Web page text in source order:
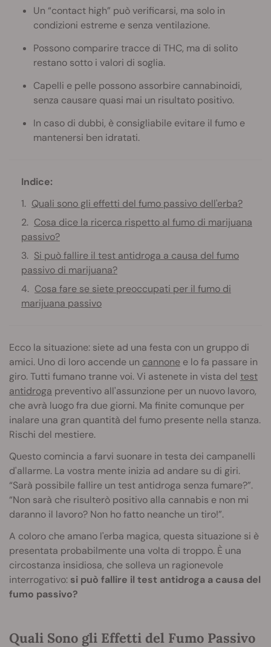
Un “contact high” può verificarsi, ma solo in
condizioni estreme e senza ventilazione.
Possono comparire tracce di THC, ma di solito
restano sotto i valori di soglia.
Capelli e pelle possono assorbire cannabinoidi,
senza causare quasi mai un risultato positivo.
In caso di dubbi, è consigliabile evitare il fumo e
mantenersi ben idratati.
Indice:
Quali sono gli effetti del fumo passivo dell'erba?
Cosa dice la ricerca rispetto al fumo di marijuana
passivo?
Si può fallire il test antidroga a causa del fumo
passivo di marijuana?
Cosa fare se siete preoccupati per il fumo di
marijuana passivo
Ecco la situazione: siete ad una festa con un gruppo di
amici. Uno di loro accende un cannone e lo fa passare in
giro. Tutti fumano tranne voi. Vi astenete in vista del test
antidroga preventivo all'assunzione per un nuovo lavoro,
che avrà luogo fra due giorni. Ma finite comunque per
inalare una gran quantità del fumo presente nella stanza.
Rischi del mestiere.
Questo comincia a farvi suonare in testa dei campanelli
d'allarme. La vostra mente inizia ad andare su di giri.
“Sarà possibile fallire un test antidroga senza fumare?”.
“Non sarà che risulterò positivo alla cannabis e non mi
daranno il lavoro? Non ho fatto neanche un tiro!”.
A coloro che amano l'erba magica, questa situazione si è
presentata probabilmente una volta di troppo. È una
circostanza insidiosa, che solleva un ragionevole
interrogativo: si può fallire il test antidroga a causa del
fumo passivo?
Quali Sono gli Effetti del Fumo Passivo